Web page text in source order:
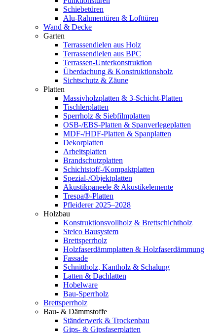
Schiebetüren
Alu-Rahmentüren & Lofttüren
Wand & Decke
Garten
Terrassendielen aus Holz
Terrassendielen aus BPC
Terrassen-Unterkonstruktion
Überdachung & Konstruktionsholz
Sichtschutz & Zäune
Platten
Massivholzplatten & 3-Schicht-Platten
Tischlerplatten
Sperrholz & Siebfilmplatten
OSB-/EBS-Platten & Spanverlegeplatten
MDF-/HDF-Platten & Spanplatten
Dekorplatten
Arbeitsplatten
Brandschutzplatten
Schichtstoff-/Kompaktplatten
Spezial-/Objektplatten
Akustikpaneele & Akustikelemente
Trespa®-Platten
Pfleiderer 2025–2028
Holzbau
Konstruktionsvollholz & Brettschichtholz
Steico Bausystem
Brettsperrholz
Holzfaserdämmplatten & Holzfaserdämmung
Fassade
Schnittholz, Kantholz & Schalung
Latten & Dachlatten
Hobelware
Bau-Sperrholz
Brettsperrholz
Bau- & Dämmstoffe
Ständerwerk & Trockenbau
Gips- & Gipsfaserplatten